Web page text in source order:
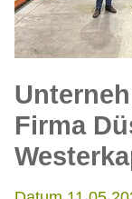
Firma